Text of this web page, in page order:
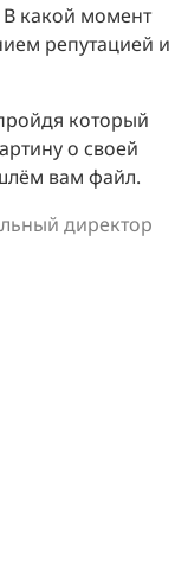
В какой момент
репутацией и
который
о своей
вам файл.
директор